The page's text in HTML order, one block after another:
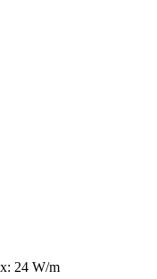
24 W/m